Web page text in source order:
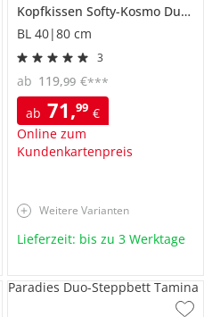
Kopfkissen Softy-Kosmo Duett +
BL 40|80 cm
3
ab 71,99 €
Online zum
Kundenkartenpreis
ab 119,99 €***
Weitere Varianten
Lieferzeit: bis zu 3 Werktage
Paradies Duo-Steppbett Tamina